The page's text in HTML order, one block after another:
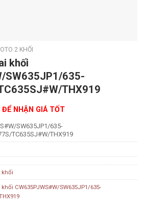
2 KHỐI
khối
SW635JP1/635-
THX919
ĐỂ NHẬN GIÁ TỐT
SW635JP1/635-
TC635SJ#W/THX919
khối
CW635PJWS#W/SW635JP1/635-